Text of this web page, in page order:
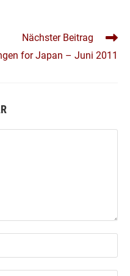
Nächster Beitrag
for Japan – Juni 2011